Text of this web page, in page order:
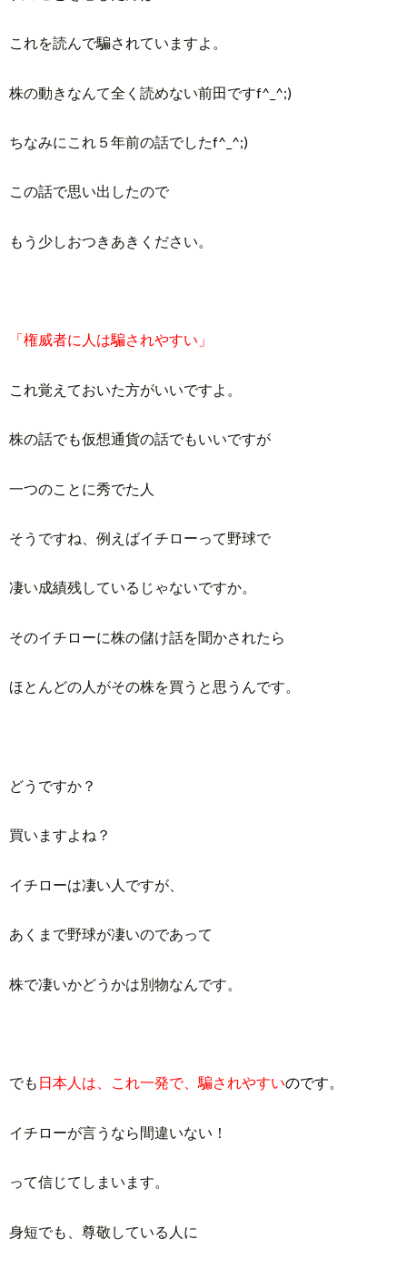
これを読んで騙されていますよ。
株の動きなんて全く読めない前田ですf^_^;)
ちなみにこれ５年前の話でしたf^_^;)
この話で思い出したので
もう少しおつきあきください。
「権威者に人は騙されやすい」
これ覚えておいた方がいいですよ。
株の話でも仮想通貨の話でもいいですが
一つのことに秀でた人
そうですね、例えばイチローって野球で
凄い成績残しているじゃないですか。
そのイチローに株の儲け話を聞かされたら
ほとんどの人がその株を買うと思うんです。
どうですか？
買いますよね？
イチローは凄い人ですが、
あくまで野球が凄いのであって
株で凄いかどうかは別物なんです。
でも 日本人は、これ一発で、騙されやすいのです。
イチローが言うなら間違いない！
って信じてしまいます。
身短でも、尊敬している人に